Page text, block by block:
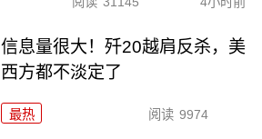
信息量很大！歼20越肩反杀，美
西方都不淡定了
最热 阅读 9974